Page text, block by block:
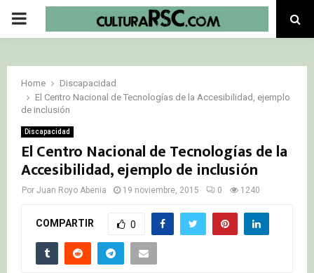
PRIMARY
Home
Discapacidad
El Centro Nacional de Tecnologías de la Accesibilidad, ejemplo
de inclusión
Discapacidad
El Centro Nacional de Tecnologías de la
Accesibilidad, ejemplo de inclusión
Por Juan Royo Abenia 19 noviembre, 2015 0 1240
COMPARTIR 0